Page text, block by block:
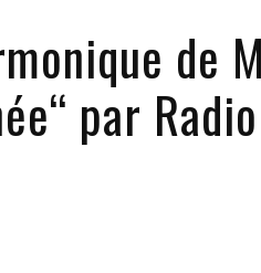
de
par